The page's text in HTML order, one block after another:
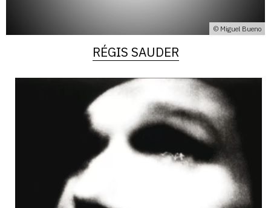
© Miguel Bueno
RÉGIS SAUDER